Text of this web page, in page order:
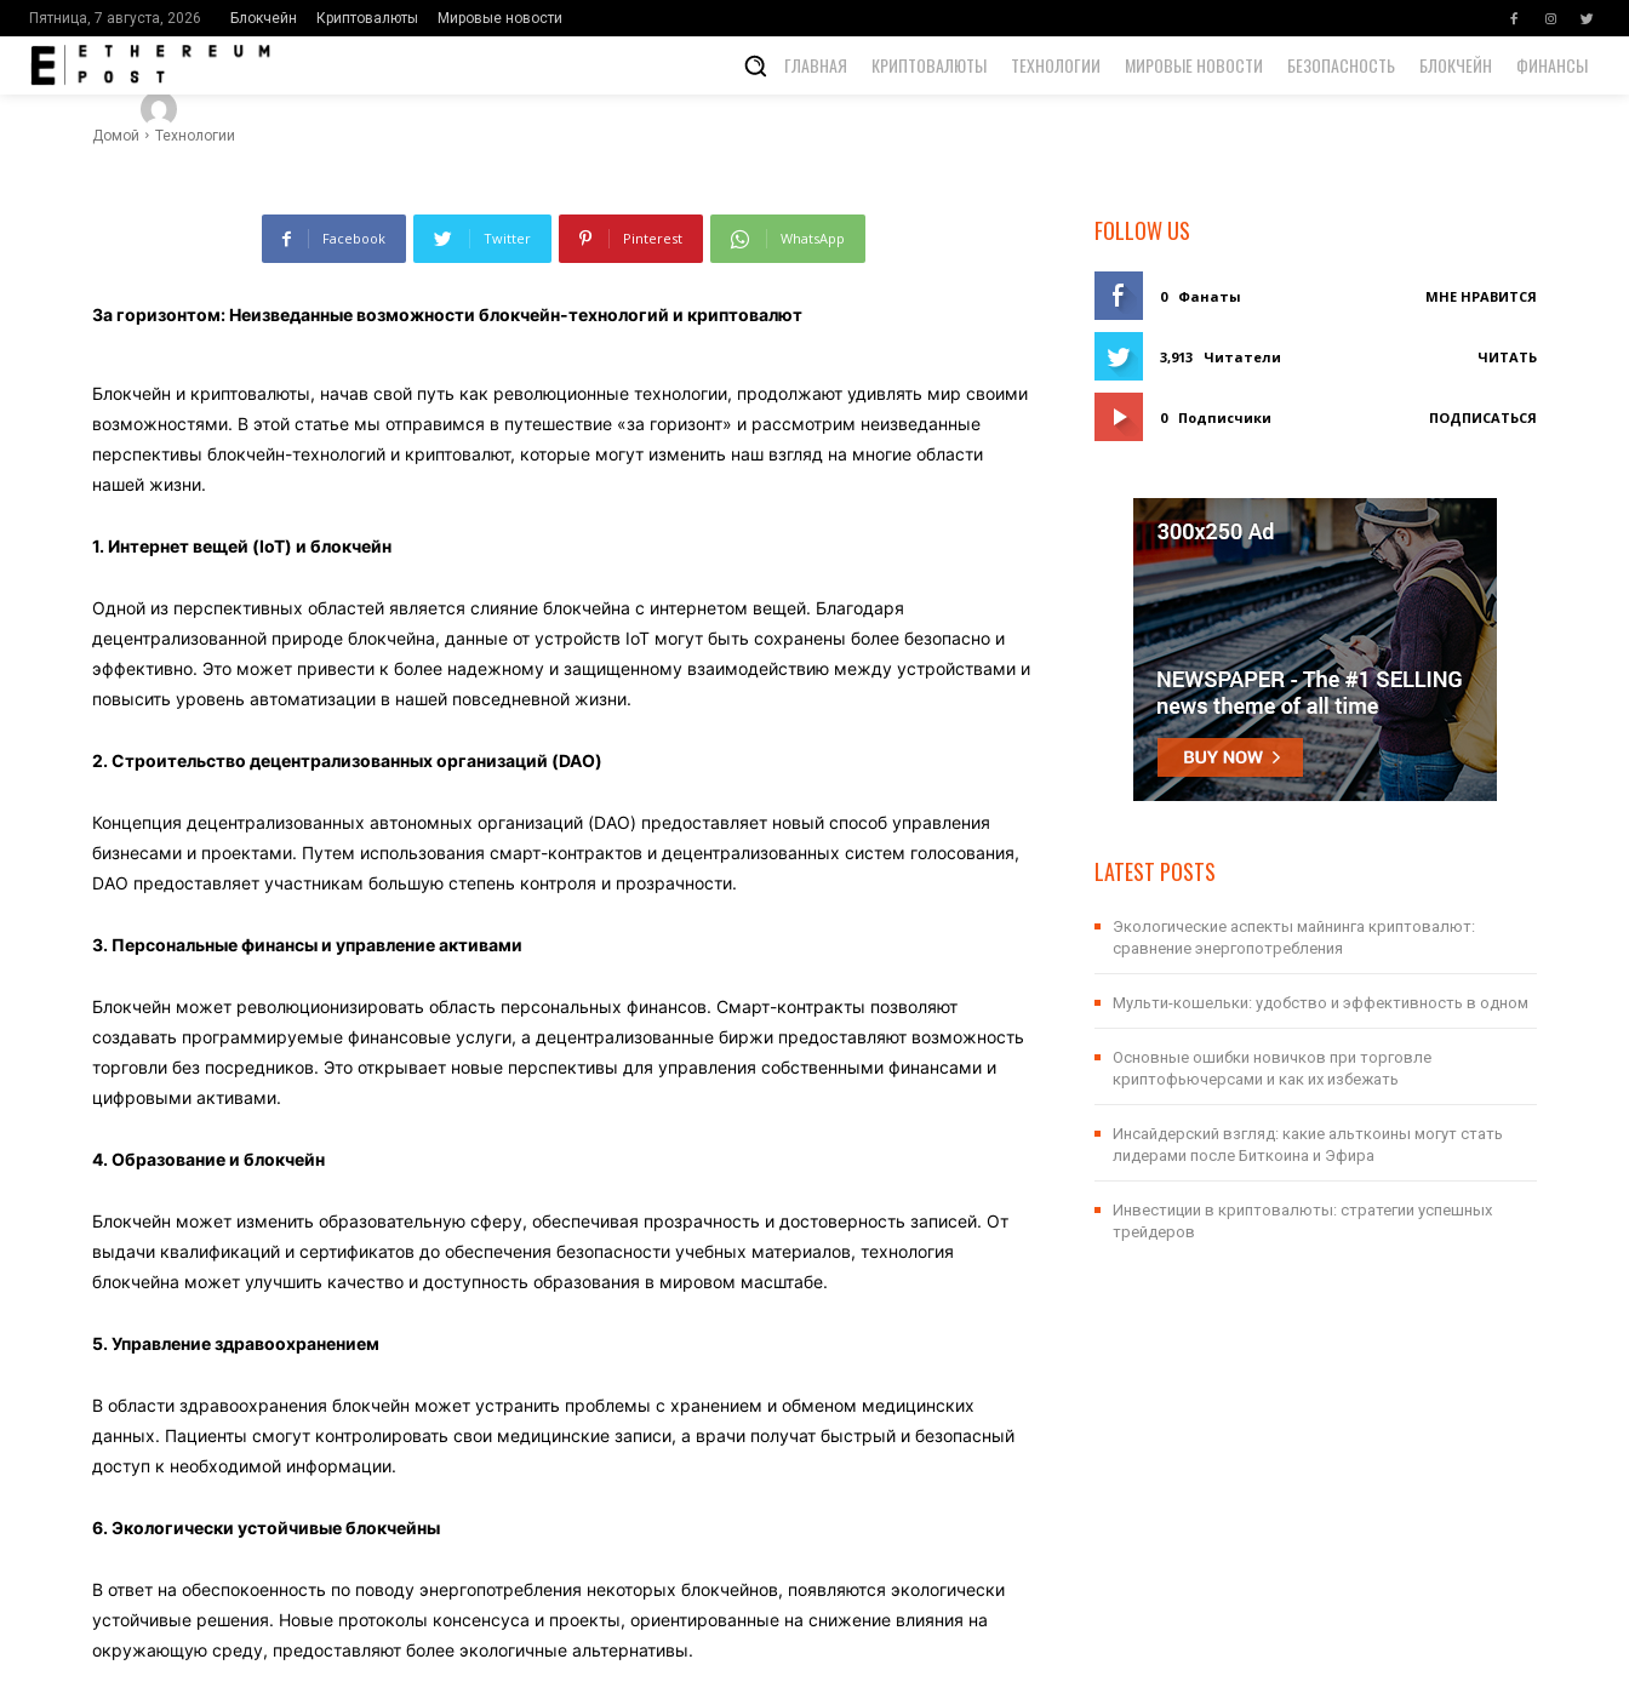
Пятница, 7 августа, 2026 Блокчейн Криптовалюты Мировые новости
ГЛАВНАЯ КРИПТОВАЛЮТЫ ТЕХНОЛОГИИ МИРОВЫЕ НОВОСТИ БЕЗОПАСНОСТЬ БЛОКЧЕЙН ФИНАНСЫ
Домой Технологии
технологий и криптовалют
Facebook Twitter Pinterest WhatsApp
За горизонтом: Неизведанные возможности блокчейн-технологий и криптовалют
Блокчейн и криптовалюты, начав свой путь как революционные технологии, продолжают удивлять мир своими
возможностями. В этой статье мы отправимся в путешествие «за горизонт» и рассмотрим неизведанные
перспективы блокчейн-технологий и криптовалют, которые могут изменить наш взгляд на многие области
нашей жизни.
1. Интернет вещей (IoT) и блокчейн
Одной из перспективных областей является слияние блокчейна с интернетом вещей. Благодаря
децентрализованной природе блокчейна, данные от устройств IoT могут быть сохранены более безопасно и
эффективно. Это может привести к более надежному и защищенному взаимодействию между устройствами и
повысить уровень автоматизации в нашей повседневной жизни.
2. Строительство децентрализованных организаций (DAO)
Концепция децентрализованных автономных организаций (DAO) предоставляет новый способ управления
бизнесами и проектами. Путем использования смарт-контрактов и децентрализованных систем голосования,
DAO предоставляет участникам большую степень контроля и прозрачности.
3. Персональные финансы и управление активами
Блокчейн может революционизировать область персональных финансов. Смарт-контракты позволяют
создавать программируемые финансовые услуги, а децентрализованные биржи предоставляют возможность
торговли без посредников. Это открывает новые перспективы для управления собственными финансами и
цифровыми активами.
4. Образование и блокчейн
Блокчейн может изменить образовательную сферу, обеспечивая прозрачность и достоверность записей. От
выдачи квалификаций и сертификатов до обеспечения безопасности учебных материалов, технология
блокчейна может улучшить качество и доступность образования в мировом масштабе.
5. Управление здравоохранением
В области здравоохранения блокчейн может устранить проблемы с хранением и обменом медицинских
данных. Пациенты смогут контролировать свои медицинские записи, а врачи получат быстрый и безопасный
доступ к необходимой информации.
6. Экологически устойчивые блокчейны
В ответ на обеспокоенность по поводу энергопотребления некоторых блокчейнов, появляются экологически
устойчивые решения. Новые протоколы консенсуса и проекты, ориентированные на снижение влияния на
окружающую среду, предоставляют более экологичные альтернативы.
FOLLOW US
0 Фанаты МНЕ НРАВИТСЯ
3,913 Читатели ЧИТАТЬ
0 Подписчики ПОДПИСАТЬСЯ
LATEST POSTS
Экологические аспекты майнинга криптовалют:
сравнение энергопотребления
Мульти-кошельки: удобство и эффективность в одном
Основные ошибки новичков при торговле
криптофьючерсами и как их избежать
Инсайдерский взгляд: какие альткоины могут стать
лидерами после Биткоина и Эфира
Инвестиции в криптовалюты: стратегии успешных
трейдеров